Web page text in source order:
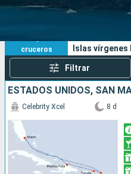
4
cruceros
Islas
Filtrar
Celebrity Xcel 8 d